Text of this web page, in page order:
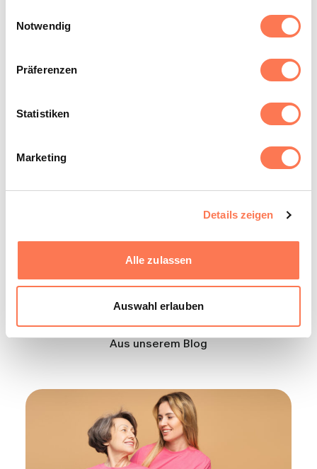
Notwendig
Präferenzen
Statistiken
Marketing
Details zeigen
Alle zulassen
Auswahl erlauben
Chefarzt Radiologie, Brustzentrum Zollikerberg,
Mehr erfahren
Aus unserem Blog